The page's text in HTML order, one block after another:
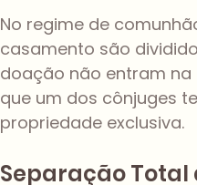
No regime de
casamento são
doação não entram na
que um dos cônjuges
propriedade exclusiva.
Separação Total